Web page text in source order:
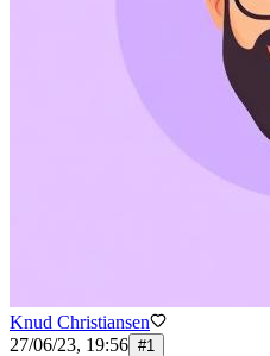
Knud Christiansen
27/06/23, 19:56 #1